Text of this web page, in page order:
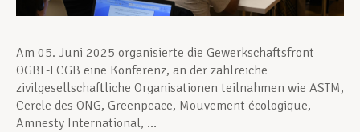
Am 05. Juni 2025 organisierte die Gewerkschaftsfront
OGBL-LCGB eine Konferenz, an der zahlreiche
zivilgesellschaftliche Organisationen teilnahmen wie ASTM,
Cercle des ONG, Greenpeace, Mouvement écologique,
Amnesty International, …